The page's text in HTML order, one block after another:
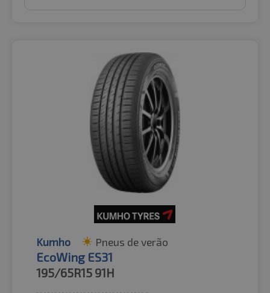
Kumho Pneus de verão
EcoWing ES31
195/65R15 91H